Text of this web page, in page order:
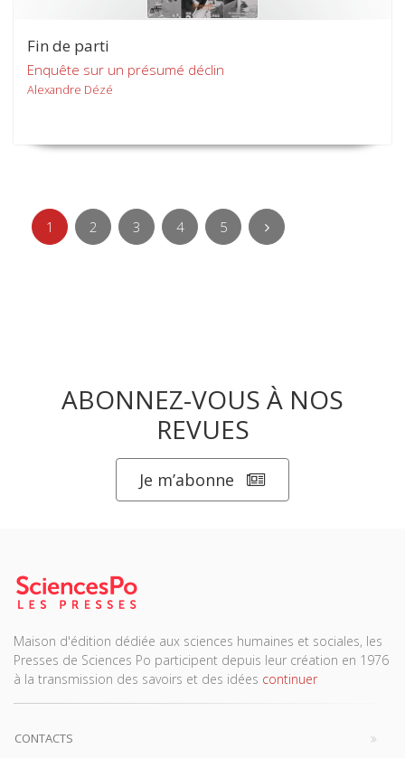
Fin de parti
Enquête sur un présumé déclin
Alexandre Dézé
1 2 3 4 5
ABONNEZ-VOUS À NOS
REVUES
Je m’abonne
Maison d'édition dédiée aux sciences humaines et sociales, les
Presses de Sciences Po participent depuis leur création en 1976
à la transmission des savoirs et des idées continuer
CONTACTS